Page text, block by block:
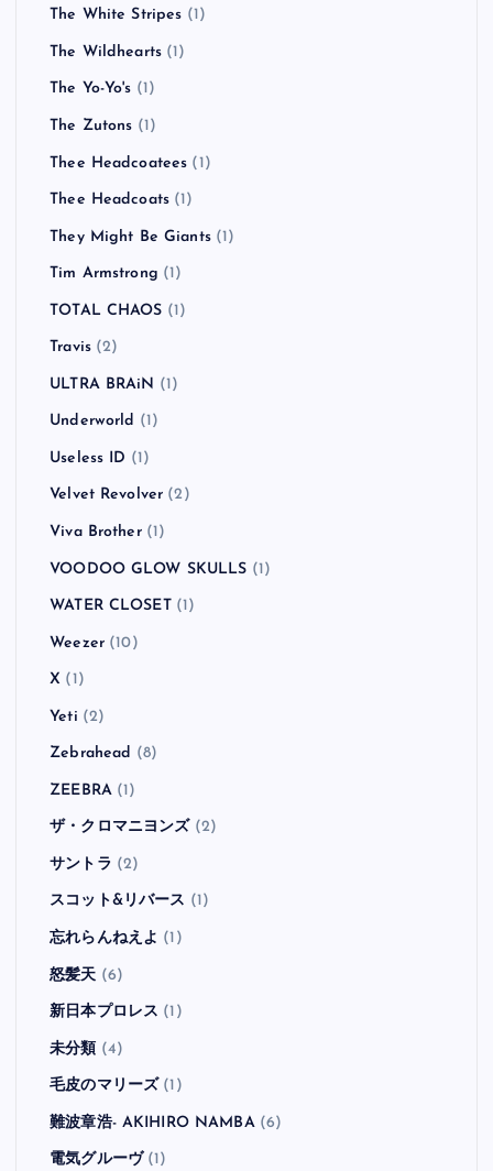
The White Stripes (1)
The Wildhearts (1)
The Yo-Yo's (1)
The Zutons (1)
Thee Headcoatees (1)
Thee Headcoats (1)
They Might Be Giants(1)
Tim Armstrong (1)
TOTAL CHAOS (1)
Travis(2)
ULTRA BRAiN (1)
Underworld (1)
Useless ID (1)
Velvet Revolver (2)
Viva Brother(1)
VOODOO GLOW SKULLS (1)
WATER CLOSET(1)
Weezer(10)
X (1)
Yeti (2)
Zebrahead (8)
ZEEBRA(1)
ザ・クロマニヨンズ (2)
サントラ (2)
スコット&リバース (1)
忘れらんねえよ (1)
怒髪天 (6)
新日本プロレス (1)
未分類 (4)
毛皮のマリーズ (1)
難波章浩- AKIHIRO NAMBA(6)
電気グルーヴ(1)